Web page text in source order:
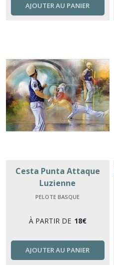
AJOUTER AU PANIER
Cesta Punta Attaque
Luzienne
PELOTE BASQUE
À PARTIR DE 18€
AJOUTER AU PANIER